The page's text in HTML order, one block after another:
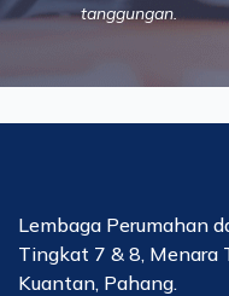
tanggungan.
Lembaga Perumahan
Tingkat 7 & 8, Menara
Kuantan, Pahang.